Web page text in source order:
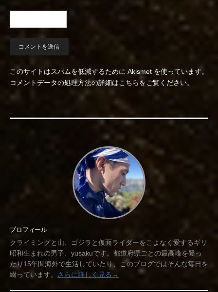
このサイトはスパムを低減するために Akismet を使っています。
コメントデータの処理方法の詳細はこちらをご覧ください。
プロフィール
クライミングと山、ゴジラと仮面ライダーをこよなく愛するギリ
昭和生まれの男子、yusakuです。都道府県ごとの最高峰を登っ
たり15年間海外で生活していたり、このブログではそんな毎日を
綴っています。
さらに詳しく見る→